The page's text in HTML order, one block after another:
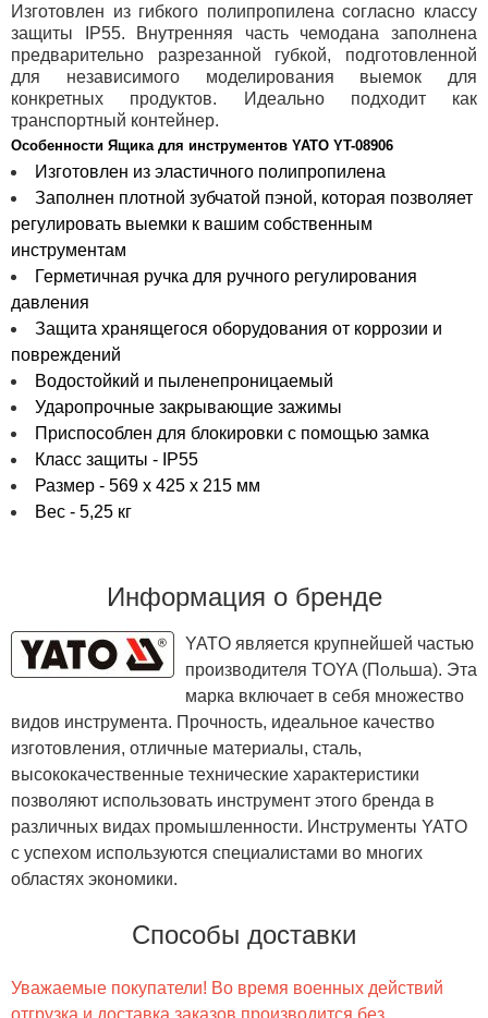
Изготовлен из гибкого полипропилена согласно классу
защиты IP55. Внутренняя часть чемодана заполнена
предварительно разрезанной губкой, подготовленной
для независимого моделирования выемок для
конкретных продуктов. Идеально подходит как
транспортный контейнер.
Особенности Ящика для инструментов YATO YT-08906
Изготовлен из эластичного полипропилена
Заполнен плотной зубчатой пэной, которая позволяет
регулировать выемки к вашим собственным
инструментам
Герметичная ручка для ручного регулирования
давления
Защита хранящегося оборудования от коррозии и
повреждений
Водостойкий и пыленепроницаемый
Ударопрочные закрывающие зажимы
Приспособлен для блокировки с помощью замка
Класс защиты - IP55
Размер - 569 х 425 х 215 мм
Вес - 5,25 кг
Информация о бренде
YATO является крупнейшей частью
производителя TOYA (Польша). Эта
марка включает в себя множество
видов инструмента. Прочность, идеальное качество
изготовления, отличные материалы, сталь,
высококачественные технические характеристики
позволяют использовать инструмент этого бренда в
различных видах промышленности. Инструменты YATO
с успехом используются специалистами во многих
областях экономики.
Способы доставки
Уважаемые покупатели! Во время военных действий
отгрузка и доставка заказов производится без